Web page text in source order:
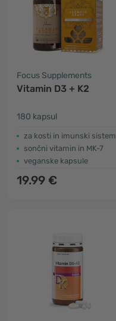
Focus Supplements
Vitamin D3 + K2
180 kapsul
za kosti in imunski sistem
sončni vitamin in MK-7
veganske kapsule
19.99 €